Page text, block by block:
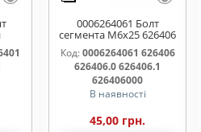
0006264061 Болт
сегмента М6х25 626406
626406.0 626406.1
626406000
Код: 0006264061 626406
626406.0 626406.1
626406000
В наявності
45,00 грн.